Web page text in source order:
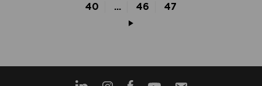
40
... 46 47